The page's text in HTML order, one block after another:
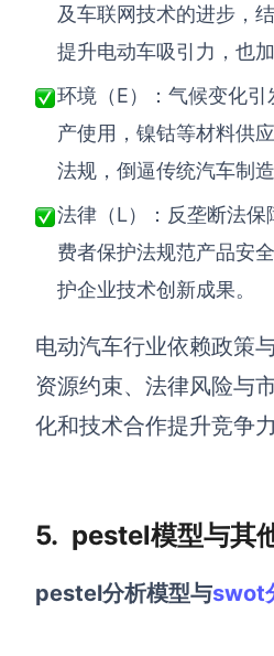
及车联网技术的进步，
提升电动车吸引力，也
环境（E）：气候变化
产使用，镍钴等材料供
法规，倒逼传统汽车制
法律（L）：反垄断法保
费者保护法规范产品安
护企业技术创新成果。
电动汽车行业依赖政策
资源约束、法律风险与
化和技术合作提升竞争力
5. pestel模型与其
pestel分析模型与swot